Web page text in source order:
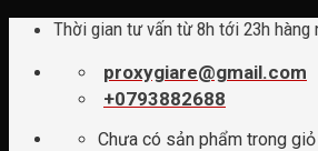
Skip
content
Thời gian tư vấn từ 8h tới 23h hàng
proxygiare@gmail.com
+0793882688
Chưa có sản phẩm trong giỏ